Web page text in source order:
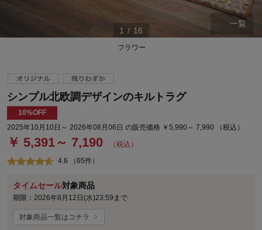
フラワー
1 / 16
一覧
シンプル北欧調デザインのキルトラグ
10%OFF
2025年10月10日～ 2026年08月06日 の販売価格 ￥5,990～ 7,990 （税込）
￥ 5,391～ 7,190 （税込）
4.6 （65件）
タイムセール対象商品
期限：2026年8月12日(水)23:59まで
対象商品一覧はコチラ